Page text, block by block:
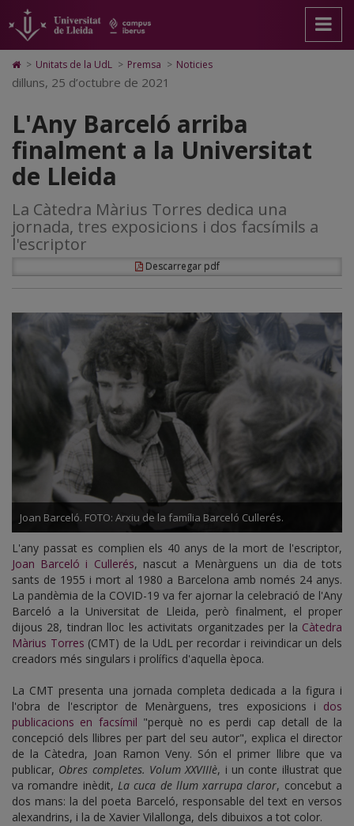
L'Any
Barceló
arriba
finalment
la
Universitat
de
Lleida
pàgina
principal.
Universitat
Lleida
contingut
principal
Mapa
Web.
Universitat
Cerca
Accessibilitat.
Universitat
Lleida
Icono
de
Home
a
la
página
de
inicio
> Unitats de la UdL > Premsa > Noticies
dilluns, 25 d’octubre de 2021
L'Any Barceló arriba
finalment a la Universitat
de Lleida
La Càtedra Màrius Torres dedica una
jornada, tres exposicions i dos facsímils a
l'escriptor
Descarregar pdf
Joan Barceló. FOTO: Arxiu de la família Barceló Cullerés.
L'any passat es complien els 40 anys de la mort de l'escriptor,
Joan Barceló i Cullerés, nascut a Menàrguens un dia de tots
sants de 1955 i mort al 1980 a Barcelona amb només 24 anys.
La pandèmia de la COVID-19 va fer ajornar la celebració de l'Any
Barceló a la Universitat de Lleida, però finalment, el proper
dijous 28, tindran lloc les activitats organitzades per la Càtedra
Màrius Torres (CMT) de la UdL per recordar i reivindicar un dels
creadors més singulars i prolífics d'aquella època.
La CMT presenta una jornada completa dedicada a la figura i
l'obra de l'escriptor de Menàrguens, tres exposicions i dos
publicacions en facsímil "perquè no es perdi cap detall de la
concepció dels llibres per part del seu autor", explica el director
de la Càtedra, Joan Ramon Veny. Són el primer llibre que va
publicar, Obres completes. Volum XXVIIIè, i un conte il·lustrat que
va romandre inèdit, La cuca de llum xarrupa claror, concebut a
dos mans: la del poeta Barceló, responsable del text en versos
alexandrins, i la de Xavier Vilallonga, dels dibuixos a tot color.